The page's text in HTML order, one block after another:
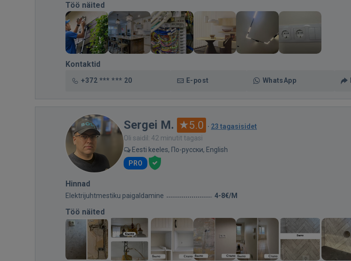
Töö näited
Kontaktid
+372 *** *** 20 E-post WhatsApp
Sergei M. 5.0 · 23 tagasisidet
Oli saidil: 42 minutit tagasi
Eesti keeles, По-русски, English
PRO
Hinnad
Elektrijuhtmestiku paigaldamine 4-8€/M
Töö näited